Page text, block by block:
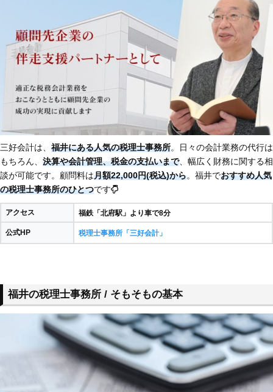
三好会計は、 福井にある人気の税理士事務所。日々の会計業務の代行は
もちろん、 決算や会計管理、税金の支払いまで、幅広く財務に関する相
談が可能です。顧問料は月額22,000円(税込)から。福井でおすすめ人気
の税理士事務所のひとつです
アクセス 福鉄「北府駅」より車で8分​
公式HP 税理士事務所「三好会計」
福井の税理士事務所 / そもそもの基本